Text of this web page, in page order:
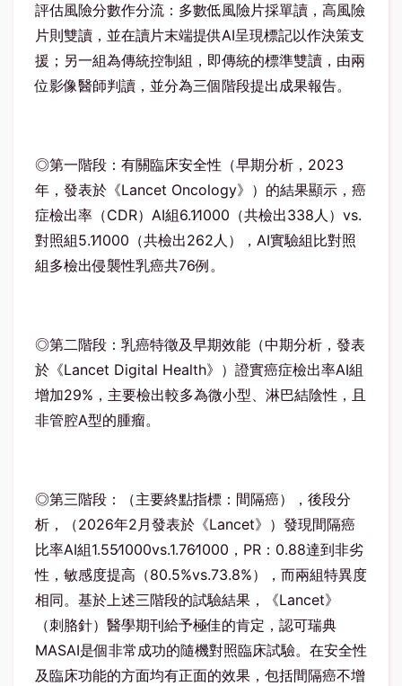
評估風險分數作分流：多數低風險片採單讀，高風險
片則雙讀，並在讀片末端提供AI呈現標記以作決策支
援；另一組為傳統控制組，即傳統的標準雙讀，由兩
位影像醫師判讀，並分為三個階段提出成果報告。
◎第一階段：有關臨床安全性（早期分析， 2023
年，發表於《Lancet Oncology》）的結果顯示，癌
症檢出率（CDR） AI組6.11000 （共檢出338人） vs.
對照組5.11000 （共檢出262人）， AI實驗組比對照
組多檢出侵襲性乳癌共76例。
◎第二階段：乳癌特徵及早期效能（中期分析，發表
於《Lancet Digital Health》）證實癌症檢出率AI組
增加29% ，主要檢出較多為微小型、淋巴結陰性，且
非管腔A型的腫瘤。
◎第三階段：（主要終點指標：間隔癌），後段分
析，（2026年2月發表於《Lancet》）發現間隔癌
比率AI組1.551000vs.1.761000 ， PR ： 0.88達到非劣
性，敏感度提高（80.5%vs.73.8%），而兩組特異度
相同。基於上述三階段的試驗結果，《Lancet》
（刺胳針）醫學期刊給予極佳的肯定，認可瑞典
MASAI是個非常成功的隨機對照臨床試驗。在安全性
及臨床功能的方面均有正面的效果，包括間隔癌不增